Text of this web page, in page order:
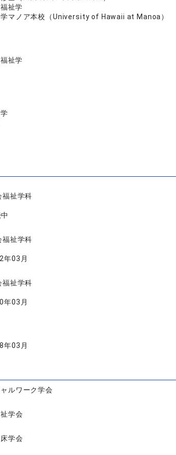
祉学
マノア本校（University of Hawaii at Manoa）
祉学
福祉学科
福祉学科
年03月
福祉学科
年03月
年03月
ルワーク学会
学会
学会